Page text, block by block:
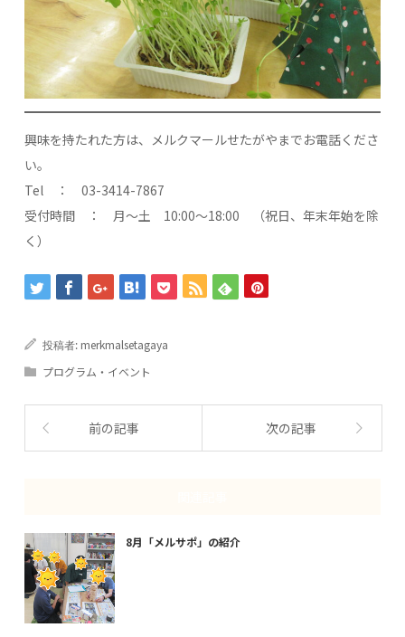
興味を持たれた方は、メルクマールせたがやまでお電話くださ
い。
Tel ： 03-3414-7867
受付時間 ： 月～土 10:00～18:00 （祝日、年末年始を除
く）
投稿者: merkmalsetagaya
プログラム・イベント
前の記事 次の記事
8月「メルサポ」の紹介